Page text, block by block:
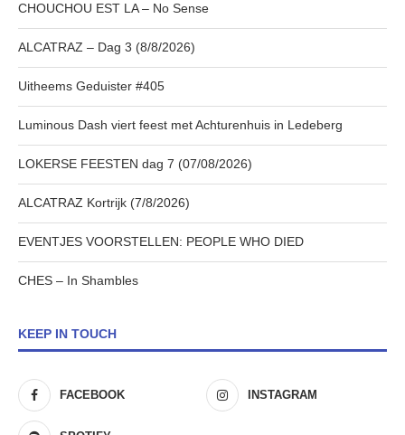
CHOUCHOU EST LA – No Sense
ALCATRAZ – Dag 3 (8/8/2026)
Uitheems Geduister #405
Luminous Dash viert feest met Achturenhuis in Ledeberg
LOKERSE FEESTEN dag 7 (07/08/2026)
ALCATRAZ Kortrijk (7/8/2026)
EVENTJES VOORSTELLEN: PEOPLE WHO DIED
CHES – In Shambles
KEEP IN TOUCH
FACEBOOK INSTAGRAM